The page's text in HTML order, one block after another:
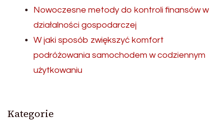
Nowoczesne metody do kontroli finansów w
działalności gospodarczej
W jaki sposób zwiększyć komfort
podróżowania samochodem w codziennym
użytkowaniu
Kategorie